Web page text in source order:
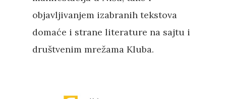
objavljivanjem izabranih tekstova
domaće i strane literature na sajtu i
društvenim mrežama Kluba.